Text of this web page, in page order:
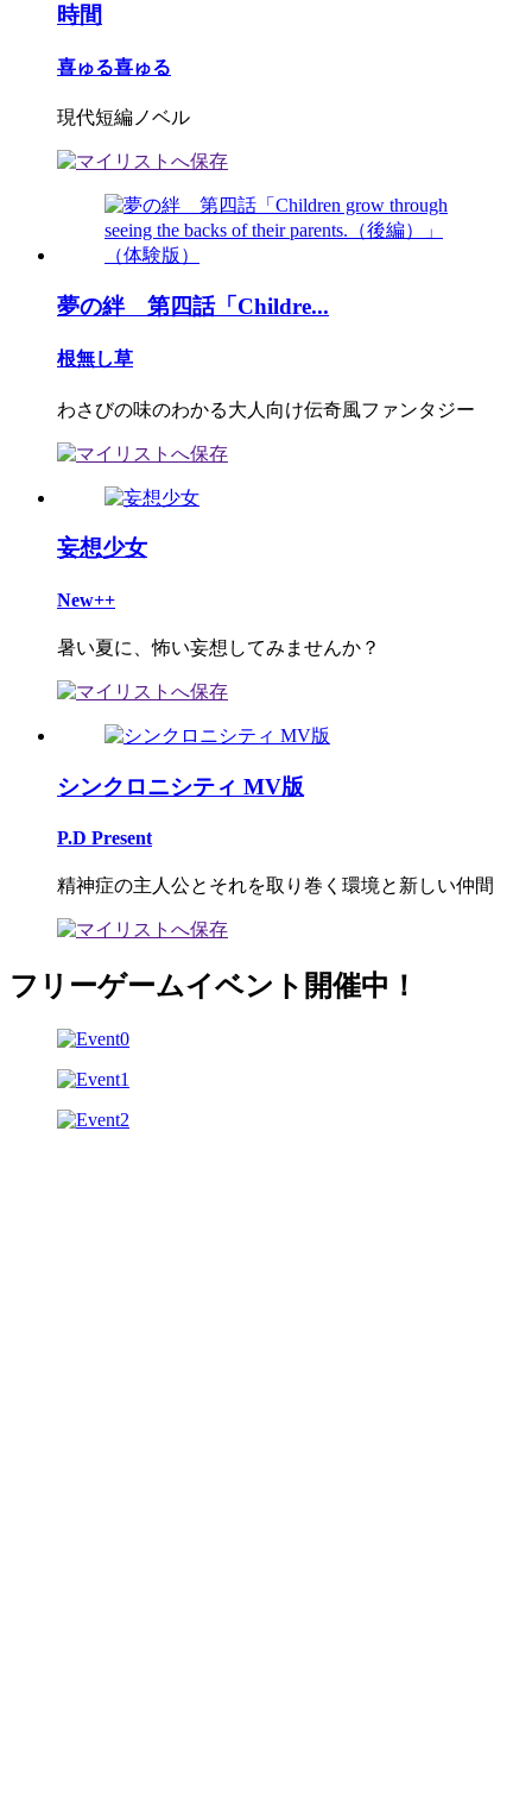
時間
喜ゅる喜ゅる
現代短編ノベル
夢の絆 第四話「Childre...
根無し草
わさびの味のわかる大人向け伝奇風ファンタジー
妄想少女
New++
暑い夏に、怖い妄想してみませんか？
シンクロニシティ MV版
P.D Present
精神症の主人公とそれを取り巻く環境と新しい仲間
フリーゲームイベント開催中！